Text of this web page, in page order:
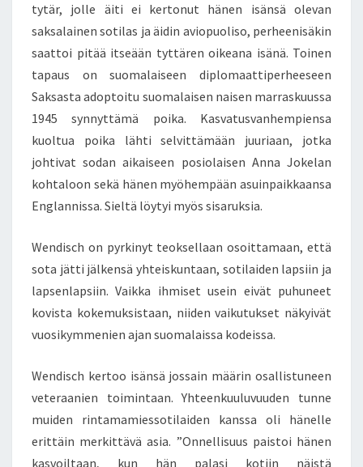
tytär, jolle äiti ei kertonut hänen isänsä olevan
saksalainen sotilas ja äidin aviopuoliso, perheenisäkin
saattoi pitää itseään tyttären oikeana isänä. Toinen
tapaus on suomalaiseen diplomaattiperheeseen
Saksasta adoptoitu suomalaisen naisen marraskuussa
1945 synnyttämä poika. Kasvatusvanhempiensa
kuoltua poika lähti selvittämään juuriaan, jotka
johtivat sodan aikaiseen posiolaisen Anna Jokelan
kohtaloon sekä hänen myöhempään asuinpaikkaansa
Englannissa. Sieltä löytyi myös sisaruksia.
Wendisch on pyrkinyt teoksellaan osoittamaan, että
sota jätti jälkensä yhteiskuntaan, sotilaiden lapsiin ja
lapsenlapsiin. Vaikka ihmiset usein eivät puhuneet
kovista kokemuksistaan, niiden vaikutukset näkyivät
vuosikymmenien ajan suomalaissa kodeissa.
Wendisch kertoo isänsä jossain määrin osallistuneen
veteraanien toimintaan. Yhteenkuuluvuuden tunne
muiden rintamamiessotilaiden kanssa oli hänelle
erittäin merkittävä asia. ”Onnellisuus paistoi hänen
kasvoiltaan, kun hän palasi kotiin näistä